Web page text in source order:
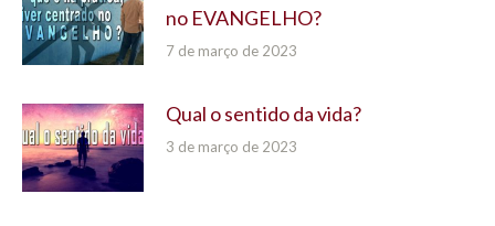
no EVANGELHO?
7 de março de 2023
Qual o sentido da vida?
3 de março de 2023